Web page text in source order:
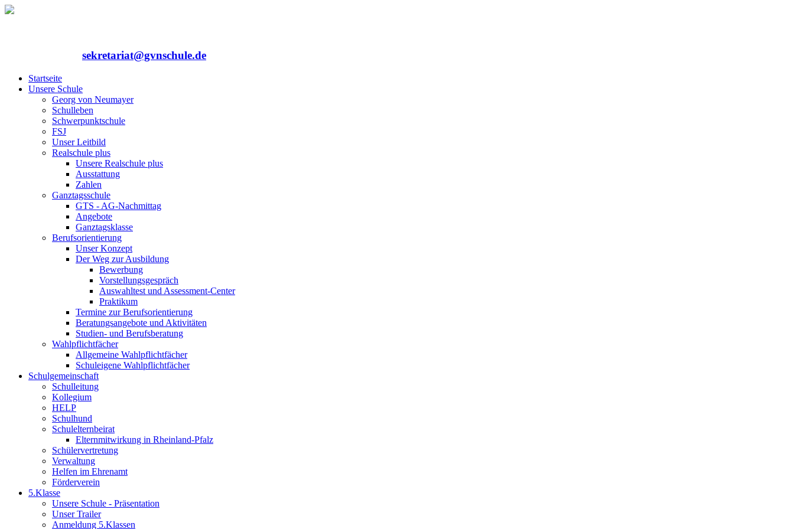
sekretariat@gvnschule.de
Startseite
Unsere Schule
Georg von Neumayer
Schulleben
Schwerpunktschule
FSJ
Unser Leitbild
Realschule plus
Unsere Realschule plus
Ausstattung
Zahlen
Ganztagsschule
GTS - AG-Nachmittag
Angebote
Ganztagsklasse
Berufsorientierung
Unser Konzept
Der Weg zur Ausbildung
Bewerbung
Vorstellungsgespräch
Auswahltest und Assessment-Center
Praktikum
Termine zur Berufsorientierung
Beratungsangebote und Aktivitäten
Studien- und Berufsberatung
Wahlpflichtfächer
Allgemeine Wahlpflichtfächer
Schuleigene Wahlpflichtfächer
Schulgemeinschaft
Schulleitung
Kollegium
HELP
Schulhund
Schulelternbeirat
Elternmitwirkung in Rheinland-Pfalz
Schülervertretung
Verwaltung
Helfen im Ehrenamt
Förderverein
5.Klasse
Unsere Schule - Präsentation
Unser Trailer
Anmeldung 5.Klassen